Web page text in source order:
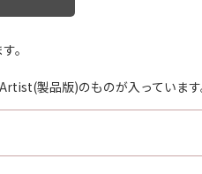
。
製品版)のものが入っています